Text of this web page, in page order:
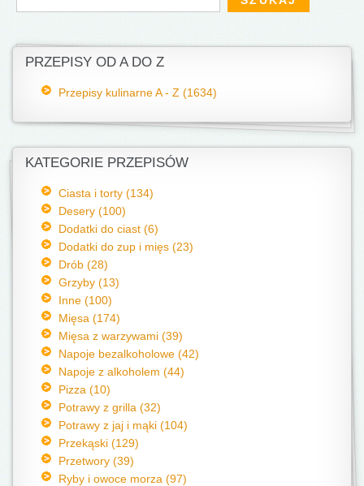
PRZEPISY OD A DO Z
Przepisy kulinarne A - Z (1634)
KATEGORIE PRZEPISÓW
Ciasta i torty (134)
Desery (100)
Dodatki do ciast (6)
Dodatki do zup i mięs (23)
Drób (28)
Grzyby (13)
Inne (100)
Mięsa (174)
Mięsa z warzywami (39)
Napoje bezalkoholowe (42)
Napoje z alkoholem (44)
Pizza (10)
Potrawy z grilla (32)
Potrawy z jaj i mąki (104)
Przekąski (129)
Przetwory (39)
Ryby i owoce morza (97)